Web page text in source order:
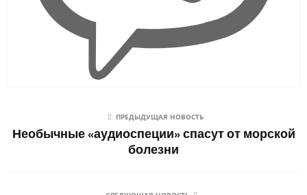
ПРЕДЫДУЩАЯ НОВОСТЬ
Необычные «аудиоспеции» спасут от морской
болезни